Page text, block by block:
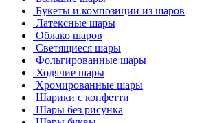
Букеты и композиции из шаров
Латексные шары
Облако шаров
Светящиеся шары
Фольгированные шары
Ходячие шары
Хромированные шары
Шарики с конфетти
Шары без рисунка